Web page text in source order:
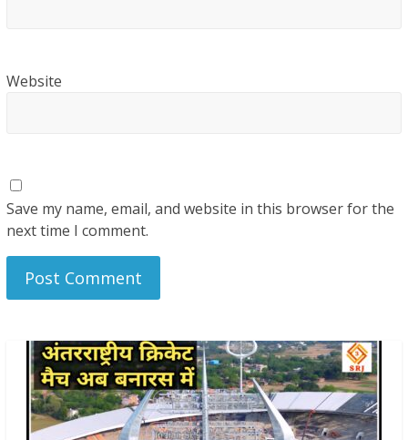
Website
Save my name, email, and website in this browser for the
next time I comment.